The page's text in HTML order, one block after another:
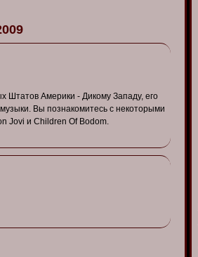
Штатов Америки - Дикому Западу, его
музыки. Вы познакомитесь с некоторыми
Jovi и Children Of Bodom.